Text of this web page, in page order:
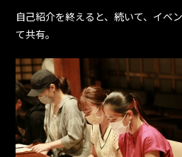
自己紹介を終えると、続いて、イベ
て共有。